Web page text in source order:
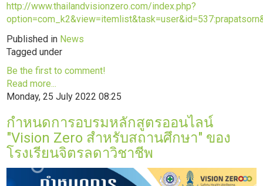
http://www.thailandvisionzero.com/index.php?
Published in News
Tagged under
Be the first to comment!
Read more...
Monday, 25 July 2022 08:25
กำหนดการอบรมหลักสูตรออนไลน์
"Vision Zero สำหรับสถานศึกษา" ของ
โรงเรียนจิตรลดาวิชาชีพ